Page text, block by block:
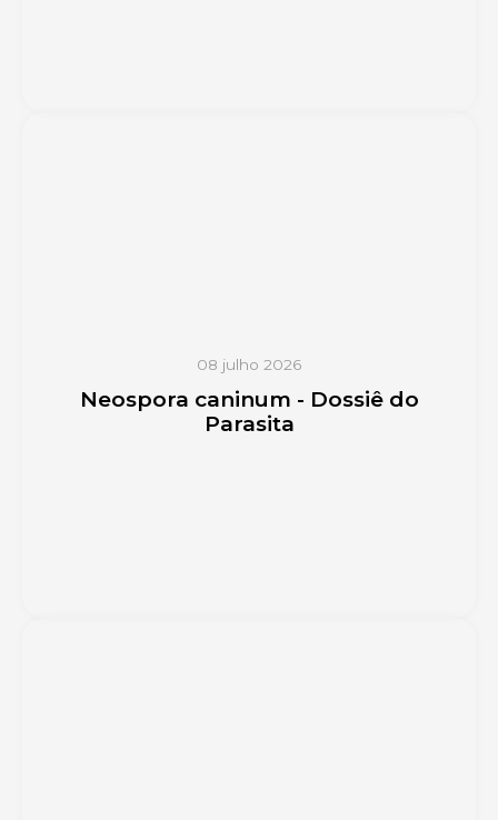
08 julho 2026
Neospora caninum - Dossiê do
Parasita